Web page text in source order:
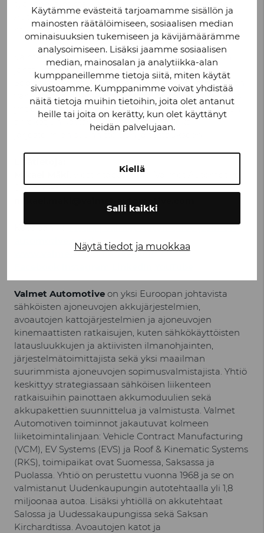
Käytämme evästeitä tarjoamamme sisällön ja
mainosten räätälöimiseen, sosiaalisen median
ominaisuuksien tukemiseen ja kävijämäärämme
analysoimiseen. Lisäksi jaamme sosiaalisen
median, mainosalan ja analytiikka-alan
kumppaneillemme tietoja siitä, miten käytät
sivustoamme. Kumppanimme voivat yhdistää
näitä tietoja muihin tietoihin, joita olet antanut
heille tai joita on kerätty, kun olet käyttänyt
heidän palvelujaan.
Kiellä
Salli kaikki
Näytä tiedot ja muokkaa
Automotive puolestaan toimittaa akkujärjestelmiä
muun muassa Volvolle ja Mercedes-Benzille.
Valmet Automotive on noussut yhdeksi Euroopan
johtavista akkujärjestelmien toimittajista.
Sopimusvalmistuksen ohessa Valmet Automotive on
vahvistanut järjestelmätoimittajan rooliaan, ja lisäksi
yhtiö tarjoaa monipuolisesti koko akkujärjestelmien
arvoketjun kattavia palveluja esimerkiksi
järjestelmien suunnitteluun ja testaukseen.
, viestintäpäällikkö, Valmet Automotive
050 317 4308
KuvapankkiMedia | Valmet Automotive (valmet-
automotive.com)
www.valmet-automotive.com
Valmet Automotive on yksi Euroopan johtavista
sähköisten ajoneuvojen akkujärjestelmien,
avoautojen kattojärjestelmien ja ajoneuvojen
kinemaattisten ratkaisujen, kuten sähkökäyttöisten
latausluukkujen ja aktiivisten ilmanohjainten,
järjestelmätoimittajista sekä yksi maailman
suurimmista ajoneuvojen sopimusvalmistajista. Yhtiö
keskittyy strategiassaan sähköisen liikenteen
ratkaisuihin painottaen akkumoduulien sekä
akkupakettien suunnittelua ja valmistusta. Valmet
Automotiven toiminnot jakautuvat kolmeen
liiketoimintalinjaan: Vehicle Contract Manufacturing
(VCM), EV Systems (EVS) ja Roof & Kinematic Systems
(RKS), toimipaikat ovat Suomessa, Saksassa ja
Puolassa. Yhtiö on perustettu vuonna 1968 ja se on
valmistanut Uudenkaupungin autotehtaalla yli 1,8
miljoonaa autoa. Lisäksi yhtiöllä on akkutehtaat
Salossa ja Uudessakaupungissa sekä Saksan
Kirchardtissa. Avoautojen katot ja